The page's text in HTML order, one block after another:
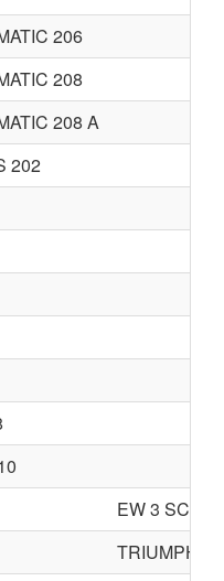
206
208
208 A
202
EW 3
TRIUMPH